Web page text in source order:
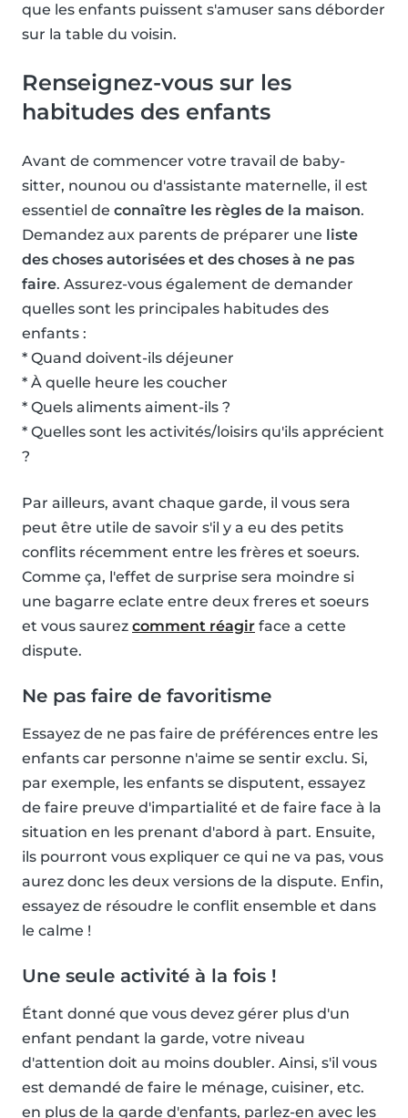
que les enfants puissent s'amuser sans déborder
sur la table du voisin.
Renseignez-vous sur les
habitudes des enfants
Avant de commencer votre travail de baby-
sitter, nounou ou d'assistante maternelle, il est
essentiel de connaître les règles de la maison.
Demandez aux parents de préparer une liste
des choses autorisées et des choses à ne pas
faire. Assurez-vous également de demander
quelles sont les principales habitudes des
enfants :
* Quand doivent-ils déjeuner
* À quelle heure les coucher
* Quels aliments aiment-ils ?
* Quelles sont les activités/loisirs qu'ils apprécient
?
Par ailleurs, avant chaque garde, il vous sera
peut être utile de savoir s'il y a eu des petits
conflits récemment entre les frères et soeurs.
Comme ça, l'effet de surprise sera moindre si
une bagarre eclate entre deux freres et soeurs
et vous saurez comment réagir face a cette
dispute.
Ne pas faire de favoritisme
Essayez de ne pas faire de préférences entre les
enfants car personne n'aime se sentir exclu. Si,
par exemple, les enfants se disputent, essayez
de faire preuve d'impartialité et de faire face à la
situation en les prenant d'abord à part. Ensuite,
ils pourront vous expliquer ce qui ne va pas, vous
aurez donc les deux versions de la dispute. Enfin,
essayez de résoudre le conflit ensemble et dans
le calme !
Une seule activité à la fois !
Étant donné que vous devez gérer plus d'un
enfant pendant la garde, votre niveau
d'attention doit au moins doubler. Ainsi, s'il vous
est demandé de faire le ménage, cuisiner, etc.
en plus de la garde d'enfants, parlez-en avec les